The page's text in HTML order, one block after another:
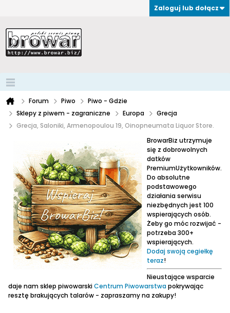
Zaloguj lub dołącz
Forum Piwo
Piwo - Gdzie
Sklepy z piwem - zagraniczne
Europa
Grecja
Grecja, Saloniki, Armenopoulou 19, Oinopneumata Liquor Store.
BrowarBiz utrzymuje
się z dobrowolnych
datków
PremiumUżytkowników.
Do absolutne
podstawowego
działania serwisu
niezbędnych jest 100
wspierających osób.
Żeby go móc rozwijać -
potrzeba 300+
wspierających.
Dodaj swoją cegiełkę
teraz!
Nieustające wsparcie
daje nam sklep piwowarskiCentrum Piwowarstwapokrywając
resztę brakujących talarów - zapraszamy na zakupy!